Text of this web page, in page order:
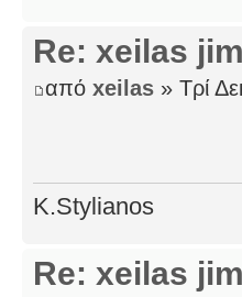
Re: xeilas
από xeilas » Τρί
K.Stylianos
Re: xeilas